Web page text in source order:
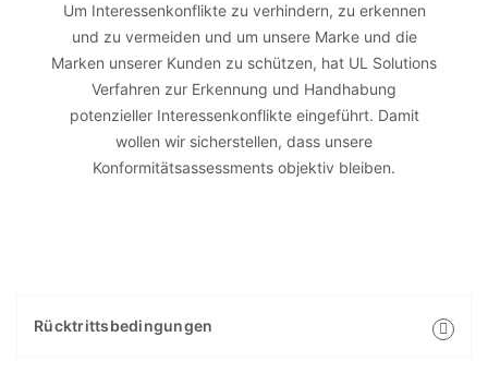
Um Interessenkonflikte zu verhindern, zu erkennen
und zu vermeiden und um unsere Marke und die
Marken unserer Kunden zu schützen, hat UL Solutions
Verfahren zur Erkennung und Handhabung
potenzieller Interessenkonflikte eingeführt. Damit
wollen wir sicherstellen, dass unsere
Konformitätsassessments objektiv bleiben.
Rücktrittsbedingungen